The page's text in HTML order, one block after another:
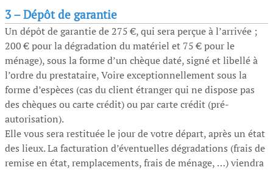
3 –Dépôt de garantie
Un dépôt de garantie de 275 €, qui sera perçue à l’arrivée ;
200 € pour la dégradation du matériel et 75 € pour le
ménage), sous la forme d’un chèque daté, signé et libellé à
l’ordre du prestataire, Voire exceptionnellement sous la
forme d’espèces (cas du client étranger qui ne dispose pas
des chèques ou carte crédit) ou par carte crédit (pré-
autorisation).
Elle vous sera restituée le jour de votre départ, après un état
des lieux. La facturation d’éventuelles dégradations (frais de
remise en état, remplacements, frais de ménage, …) viendra